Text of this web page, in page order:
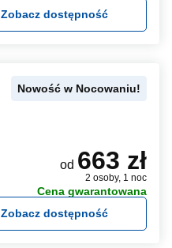
Zobacz dostępność
Nowość w Nocowaniu!
od 663 zł
2 osoby, 1 noc
Cena gwarantowana
Zobacz dostępność